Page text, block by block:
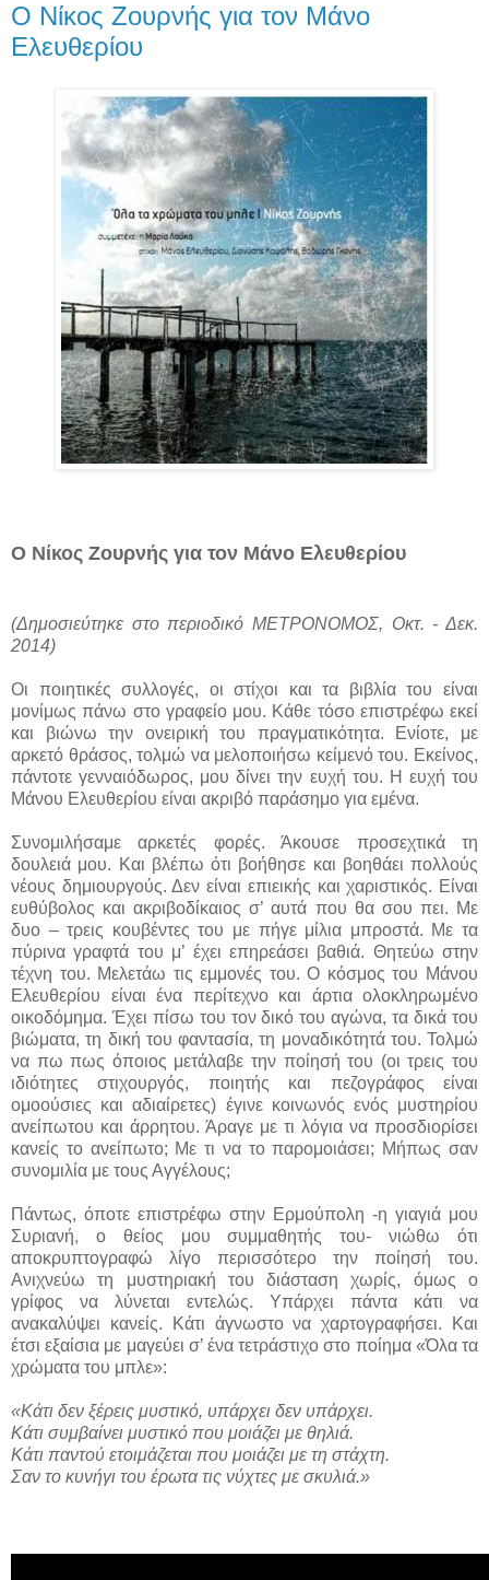
Ο Νίκος Ζουρνής για τον Μάνο
Ελευθερίου
Ο Νίκος Ζουρνής για τον Μάνο Ελευθερίου
(Δημοσιεύτηκε στο περιοδικό ΜΕΤΡΟΝΟΜΟΣ, Οκτ. - Δεκ.
2014)
Οι ποιητικές συλλογές, οι στίχοι και τα βιβλία του είναι
μονίμως πάνω στο γραφείο μου. Κάθε τόσο επιστρέφω εκεί
και βιώνω την ονειρική του πραγματικότητα. Ενίοτε, με
αρκετό θράσος, τολμώ να μελοποιήσω κείμενό του. Εκείνος,
πάντοτε γενναιόδωρος, μου δίνει την ευχή του. Η ευχή του
Μάνου Ελευθερίου είναι ακριβό παράσημο για εμένα.
Συνομιλήσαμε αρκετές φορές. Άκουσε προσεχτικά τη
δουλειά μου. Και βλέπω ότι βοήθησε και βοηθάει πολλούς
νέους δημιουργούς. Δεν είναι επιεικής και χαριστικός. Είναι
ευθύβολος και ακριβοδίκαιος σ’ αυτά που θα σου πει. Με
δυο – τρεις κουβέντες του με πήγε μίλια μπροστά. Με τα
πύρινα γραφτά του μ’ έχει επηρεάσει βαθιά. Θητεύω στην
τέχνη του. Μελετάω τις εμμονές του. Ο κόσμος του Μάνου
Ελευθερίου είναι ένα περίτεχνο και άρτια ολοκληρωμένο
οικοδόμημα. Έχει πίσω του τον δικό του αγώνα, τα δικά του
βιώματα, τη δική του φαντασία, τη μοναδικότητά του. Τολμώ
να πω πως όποιος μετάλαβε την ποίησή του (οι τρεις του
ιδιότητες στιχουργός, ποιητής και πεζογράφος είναι
ομοούσιες και αδιαίρετες) έγινε κοινωνός ενός μυστηρίου
ανείπωτου και άρρητου. Άραγε με τι λόγια να προσδιορίσει
κανείς το ανείπωτο; Με τι να το παρομοιάσει; Μήπως σαν
συνομιλία με τους Αγγέλους;
Πάντως, όποτε επιστρέφω στην Ερμούπολη -η γιαγιά μου
Συριανή, ο θείος μου συμμαθητής του- νιώθω ότι
αποκρυπτογραφώ λίγο περισσότερο την ποίησή του.
Ανιχνεύω τη μυστηριακή του διάσταση χωρίς, όμως ο
γρίφος να λύνεται εντελώς. Υπάρχει πάντα κάτι να
ανακαλύψει κανείς. Κάτι άγνωστο να χαρτογραφήσει. Και
έτσι εξαίσια με μαγεύει σ’ ένα τετράστιχο στο ποίημα «Όλα τα
χρώματα του μπλε»:
«Κάτι δεν ξέρεις μυστικό, υπάρχει δεν υπάρχει.
Κάτι συμβαίνει μυστικό που μοιάζει με θηλιά.
Κάτι παντού ετοιμάζεται που μοιάζει με τη στάχτη.
Σαν το κυνήγι του έρωτα τις νύχτες με σκυλιά.»